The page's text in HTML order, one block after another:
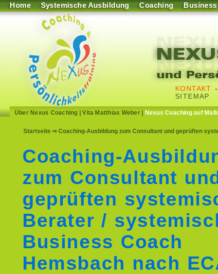
Home Systemische Ausbildung Coaching Business
KONTAKT
SITEMAP
Über Nexus Coaching |Vita Matthias Weber| Nexus Coaching auf
Startseite ⇒ Coaching-Ausbildung zum Consultant und geprüften
Coaching-
zum Consultant
geprüften
Berater /
Business Coach
Hemsbach nach